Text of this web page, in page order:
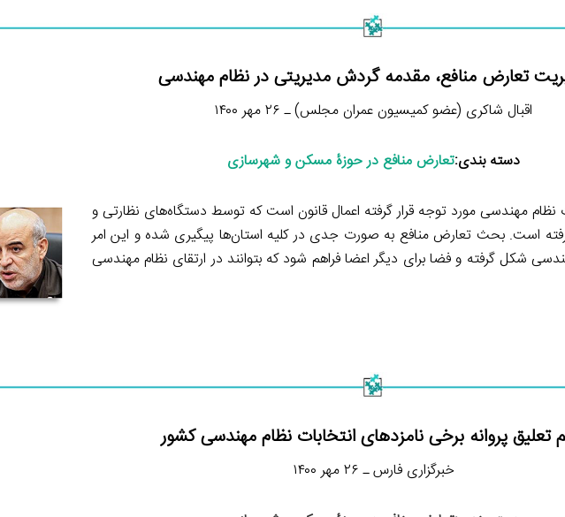
تعارض منافع، مقدمه گردش مدیریتی در نظام مهندسی
اقبال شاکری (عضو کمیسیون عمران مجلس) ـ ۲۶ مهر ۱۴۰۰
دسته بندی:تعارض منافع در حوزۀ مسکن و شهرسازی
نظام مهندسی مورد توجه قرار گرفته اعمال قانون است که توسط دستگاه‌های نظارتی و
است. بحث تعارض منافع به صورت جدی در کلیه استان‌ها پیگیری شده و این امر
شکل گرفته و فضا برای دیگر اعضا فراهم شود که بتوانند در ارتقای نظام مهندسی
تعلیق پروانه برخی نامزدهای انتخابات نظام مهندسی کشور
خبرگزاری فارس ـ ۲۶ مهر ۱۴۰۰